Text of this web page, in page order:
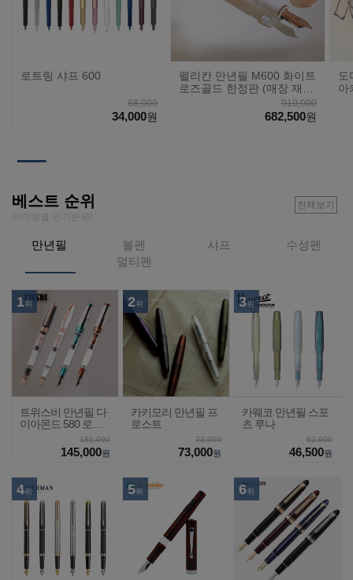
로트링 샤프 600
68,000
34,000원
펠리칸 만년필 M600 화이트
로즈골드 한정판 (매장 재
910,000
682,500원
도
아
베스트 순위
아이템별 인기순위!
전체보기
만년필
볼펜
멀티펜
샤프 수성펜
1위
트위스비 만년필 다
이아몬드 580 로즈
181,000
145,000원
2위
카키모리 만년필 프
로스트
73,000
73,000원
3위
카웨코 만년필 스포
츠 루나
62,000
46,500원
4위 5위 6위